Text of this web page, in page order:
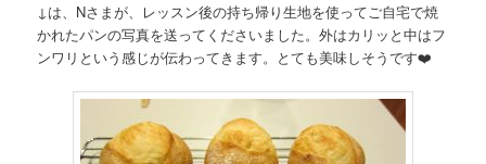
↓は、Nさまが、レッスン後の持ち帰り生地を使ってご自宅で焼
かれたパンの写真を送ってくださいました。外はカリッと中はフ
ンワリという感じが伝わってきます。とても美味しそうです❤️